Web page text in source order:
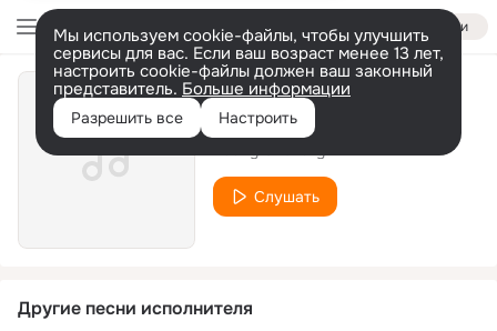
Войти
Мы используем cookie-файлы, чтобы улучшить
сервисы для вас. Если ваш возраст менее 13 лет,
настроить cookie-файлы должен ваш законный
представитель. Больше информации
Разрешить все Настроить
Chudesa
Слушать
Другие песни исполнителя